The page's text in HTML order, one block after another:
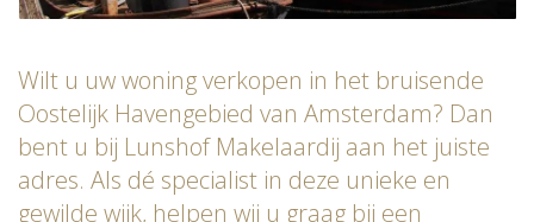
Wilt u uw woning verkopen in het bruisende
Oostelijk Havengebied van Amsterdam? Dan
bent u bij Lunshof Makelaardij aan het juiste
adres. Als dé specialist in deze unieke en
gewilde wijk, helpen wij u graag bij een